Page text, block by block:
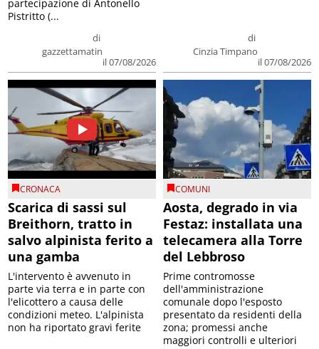
di
gazzettamatin
il 07/08/2026
partecipazione di Antonello
Pistritto (...
di
Cinzia Timpano
il 07/08/2026
CRONACA
Scarica di sassi sul
Breithorn, tratto in
salvo alpinista ferito a
una gamba
L'intervento è avvenuto in
parte via terra e in parte con
l'elicottero a causa delle
condizioni meteo. L'alpinista
non ha riportato gravi ferite
COMUNI
Aosta, degrado in via
Festaz: installata una
telecamera alla Torre
del Lebbroso
Prime contromosse
dell'amministrazione
comunale dopo l'esposto
presentato da residenti della
zona; promessi anche
maggiori controlli e ulteriori